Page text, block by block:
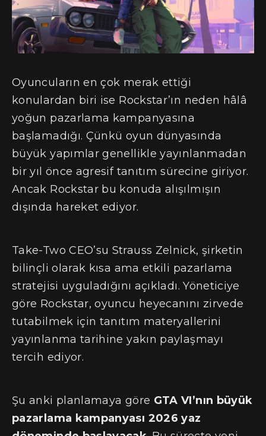
Oyuncuların en çok merak ettiği
konulardan biri ise Rockstar’ın neden hâlâ
yoğun pazarlama kampanyasına
başlamadığı. Çünkü oyun dünyasında
büyük yapımlar genellikle yayınlanmadan
bir yıl önce agresif tanıtım sürecine giriyor.
Ancak Rockstar bu konuda alışılmışın
dışında hareket ediyor.
Take-Two CEO’su Strauss Zelnick, şirketin
bilinçli olarak kısa ama etkili pazarlama
stratejisi uyguladığını açıkladı. Yöneticiye
göre Rockstar, oyuncu heyecanını zirvede
tutabilmek için tanıtım materyallerini
yayınlanma tarihine yakın paylaşmayı
tercih ediyor.
Şu anki planlamaya göre GTA VI’nın büyük
pazarlama kampanyası 2026 yaz